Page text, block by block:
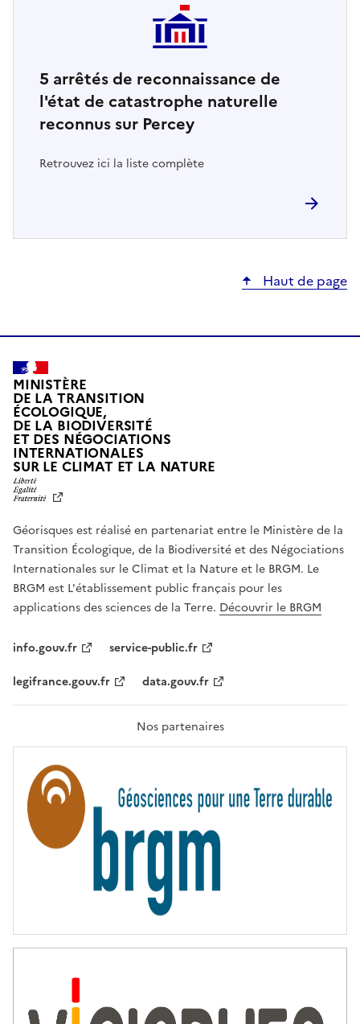
5 arrêtés de reconnaissance de
l'état de catastrophe naturelle
reconnus sur Percey
Retrouvez ici la liste complète
Haut de page
MINISTÈRE
DE LA TRANSITION
ÉCOLOGIQUE,
DE LA BIODIVERSITÉ
ET DES NÉGOCIATIONS
INTERNATIONALES
SUR LE CLIMAT ET LA NATUREL
T
É
,
É
G
A
L
F
A
T
R
T
É
Géorisques est réalisé en partenariat entre le Ministère de la
Transition Écologique, de la Biodiversité et des Négociations
Internationales sur le Climat et la Nature et le BRGM. Le
BRGM est L'établissement public français pour les
applications des sciences de la Terre. Découvrir le BRGM
info.gouv.fr
service-public.fr
legifrance.gouv.fr
data.gouv.fr
Nos partenaires